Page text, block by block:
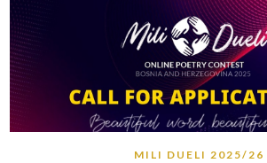
MILI DUELI 2025/26